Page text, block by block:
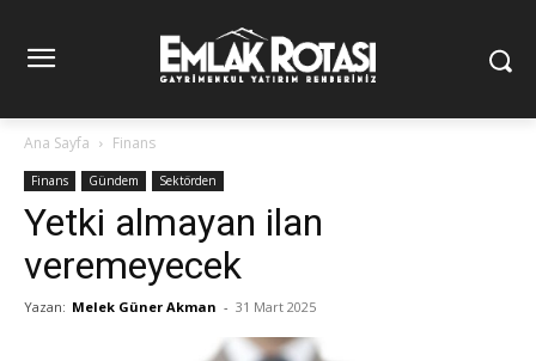
Ana Sayfa Finans
Finans Gündem Sektörden
Yetki almayan ilan
veremeyecek
Yazan: Melek Güner Akman - 31 Mart 2025